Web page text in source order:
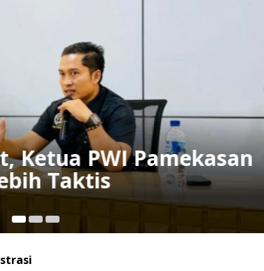
Demo PLN UP3
Listrik di Pulau